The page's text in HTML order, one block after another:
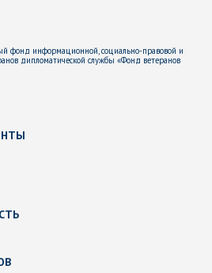
фонд информационной, социально-правовой и
дипломатической службы «Фонд ветеранов